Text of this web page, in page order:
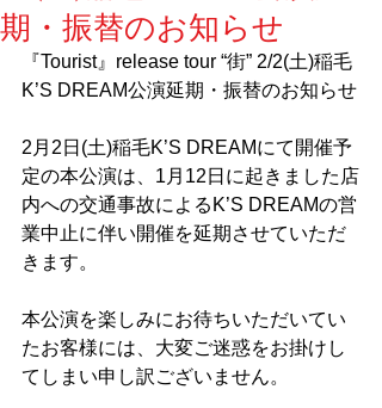
期・振替のお知らせ
『Tourist』release tour “街” 2/2(土)稲毛
K’S DREAM公演延期・振替のお知らせ
2月2日(土)稲毛K’S DREAMにて開催予
定の本公演は、1月12日に起きました店
内への交通事故によるK’S DREAMの営
業中止に伴い開催を延期させていただ
きます。
本公演を楽しみにお待ちいただいてい
たお客様には、大変ご迷惑をお掛けし
てしまい申し訳ございません。